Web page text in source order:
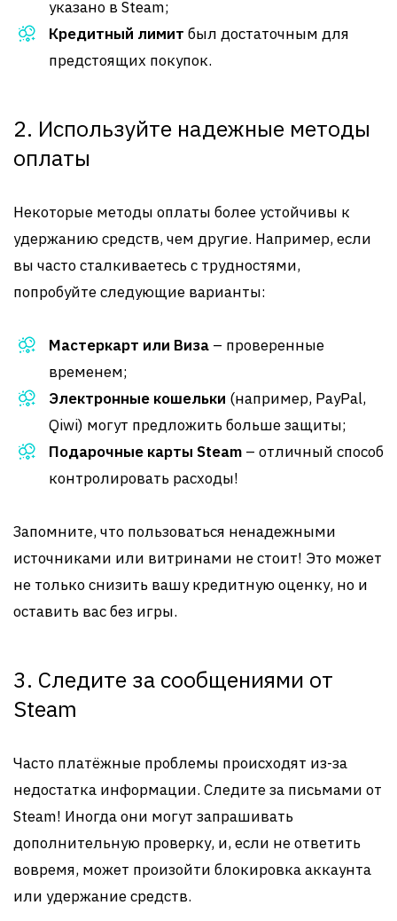
указано в Steam;
Кредитный лимит был достаточным для
предстоящих покупок.
2. Используйте надежные методы
оплаты
Некоторые методы оплаты более устойчивы к
удержанию средств, чем другие. Например, если
вы часто сталкиваетесь с трудностями,
попробуйте следующие варианты:
Мастеркарт или Виза – проверенные
временем;
Электронные кошельки (например, PayPal,
Qiwi) могут предложить больше защиты;
Подарочные карты Steam – отличный способ
контролировать расходы!
Запомните, что пользоваться ненадежными
источниками или витринами не стоит! Это может
не только снизить вашу кредитную оценку, но и
оставить вас без игры.
3. Следите за сообщениями от
Steam
Часто платёжные проблемы происходят из-за
недостатка информации. Следите за письмами от
Steam! Иногда они могут запрашивать
дополнительную проверку, и, если не ответить
вовремя, может произойти блокировка аккаунта
или удержание средств.